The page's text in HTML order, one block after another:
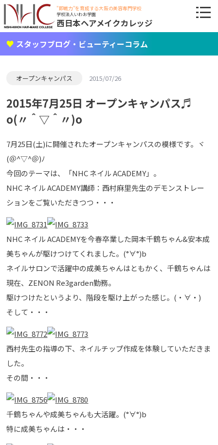
"即戦力"を育成する大阪の美容専門学校
学校法人いわお学園
西日本ヘアメイクカレッジ
スタッフブログ・ビューティーコラム
オープンキャンパス 2015/07/26
2015年7月25日 オープンキャンパス♬
o(〃＾▽＾〃)o
7月25日(土)に開催されたオープンキャンパスの模様です。ヾ
(＠^▽^＠)ﾉ
今回のテーマは、「NHC ネイル ACADEMY」。
NHC ネイル ACADEMY講師：西村麻里先生のデモンストレー
ションをご覧いただきつつ・・・
NHC ネイル ACADEMYを今春卒業した岡本千鶴ちゃん&安本成
美ちゃんが駆けつけてくれました。(°∀°)b
ネイルサロンで活躍中の成美ちゃんはともかく、千鶴ちゃんは
現在、ZENON Re3garden勤務。
駆けつけたというより、階段を駆け上がった感じ。(・∀・)
そして・・・
西村先生の指導の下、ネイルチップ作成を体験していただきま
した。
その間・・・
千鶴ちゃんや成美ちゃんも大活躍。(°∀°)b
特に成美ちゃんは・・・